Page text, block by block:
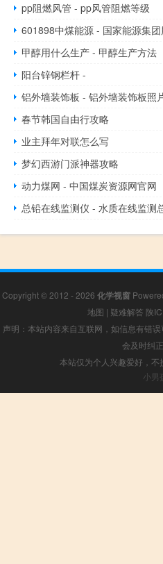
pp阻燃风管 - pp风管阻燃等级
601898中煤能源 - 国家能源集
甲醇用什么生产 - 甲醇生产方法
阳台锌钢栏杆 -
铝外墙装饰板 - 铝外墙装饰板照
春节韩国自由行攻略
业主拜年对联怎么写
梦幻西游门派神器攻略
动力煤网 - 中国煤炭资源网官网
总铅在线监测仪 - 水质在线监测
Copyright © 2012 - 2026 化学视窗
地图 | 疑难解答 陕
声明：本站内容来自互联网，如信息有错
会及时纠
本站仅为个人兴趣爱好，
小男